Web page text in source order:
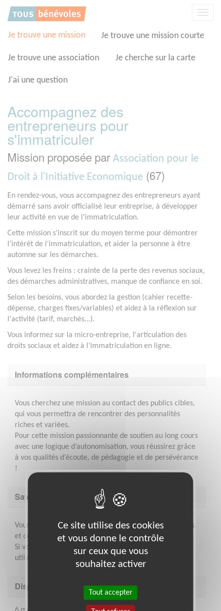
Je trouve une mission Je trouve une mission courte
Je trouve une association Je cherche sur la carte
J'ai une question
Accompagnez des
entrepreneurs pour
s'immatriculer
Mission proposée par Association pour le
Droit à l'Initiative Economique (67)
En rendez-vous, vous accompagnez des entrepreneurs ayant
démarré sans avoir officialisé leur entreprise, à développer
leur activité en vue de l'immatriculation.
Cette mission s’inscrit sur du moyen terme pour démontrer
l’intérêt de l’immatriculation, et aider la personne à être
automne sur les démarches.
Vous levez les freins : crainte de la perte des revenus sociaux,
des démarches administratives, manque de confiance en soi.
Selon les besoins, vous abordez la gestion (cahier recette-
dépense, charges fixes/variables) et aidez à la réflexion sur
l'activité (tarif, marchés...).
Vous informez sur la micro-entreprise, l'articulation des
droits sociaux et aidez à l’immatriculation en ligne.
Informations complémentaires
Vous cherchez une mission au contact des publics cibles,
qui vous permettra de rencontrer des personnalités
riches et variées.
Pour cette mission passionnante de soutien au long cours
avec une logique d’autonomisation, vous réussirez grâce
à vos qualités d’écoute, de pédagogie et de persévérance
!
Savoir être & compétences
Vous êtes à l’aise avec les environnements bureautiques,
et organisé(e).
Si vous pratiquez une langue étrangère, ça peut être
utile ! (selon la population reçue en agence).
Disponibilité demandée
Panneau de gestion des cookies
Ce site utilise des cookies
et vous donne le contrôle
sur ceux que vous
souhaitez activer
Tout accepter